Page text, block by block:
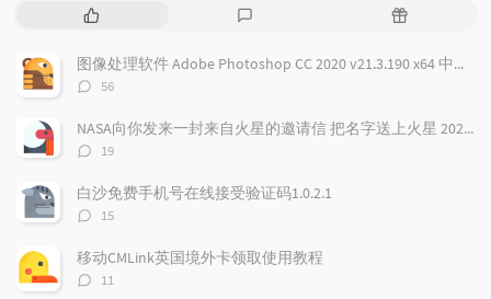
热
文
章
评
随
文
图像处理软件 Adobe Photoshop CC 2020 v21.3.190 x64 中文免费版
评
数：
56
NASA向你发来一封来自火星的邀请信 把名字送上火星 2026邀你免费参与火星之旅
评
数：
19
白沙免费手机号在线接受验证码1.0.2.1
评
数：
15
移动CMLink英国境外卡领取使用教程
评
11